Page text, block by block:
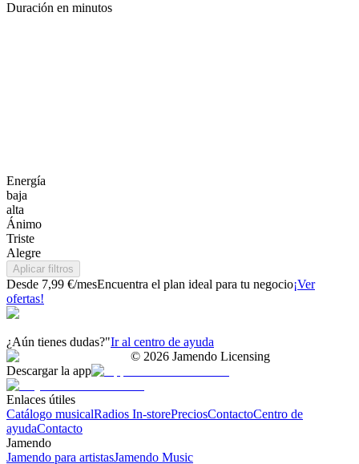
Duración en minutos
Energía
baja
alta
Ánimo
Triste
Alegre
Aplicar filtros
Desde 7,99 €/mesEncuentra el plan ideal para tu negocio¡Ver
ofertas!
¿Aún tienes dudas?"Ir al centro de ayuda
© 2026 Jamendo Licensing
Descargar la app
Enlaces útiles
Catálogo musicalRadios In-storePreciosContactoCentro de
ayudaContacto
Jamendo
Jamendo para artistasJamendo Music